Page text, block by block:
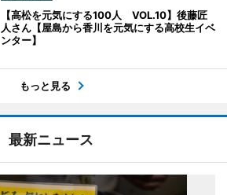
【高松を元気にする100人 VOL.10】後藤匠
人さん【屋島から香川を元気にする高校生イベ
ンター】
もっと見る
最新ニュース